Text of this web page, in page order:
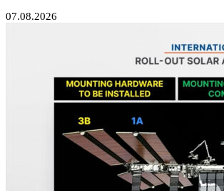
07.08.2026